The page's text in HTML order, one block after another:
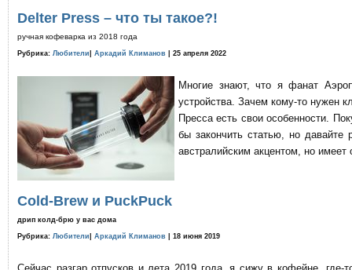
Delter Press – что ты такое?!
ручная кофеварка из 2018 года
Рубрика: Любители Аркадий Климанов | 25 апреля 2022
Многие знают, что я фанат
устройства. Зачем кому-то нужен
Пресса есть свои особенности.
бы закончить статью, но давайте
австралийским акцентом, но имеет
Cold-Brew и PuckPuck
дрип колд-брю у вас дома
Рубрика: Любители Аркадий Климанов | 18 июня 2019